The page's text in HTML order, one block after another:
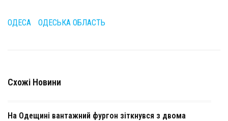
ОДЕСА ОДЕСЬКА ОБЛАСТЬ
Схожі Новини
На Одещині вантажний фургон зіткнувся з двома